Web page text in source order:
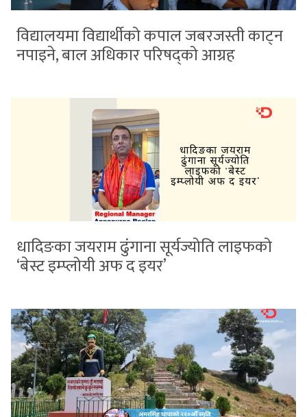
विद्यालयमा विद्यार्थीको कपाल जबरजस्ती काट्न
नपाइने, बाल अधिकार परिषद्को आग्रह
धादिङका जयराम ढुंगाना सूर्यज्योति लाइफको
‘बेस्ट इम्प्लोयी अफ द इयर’